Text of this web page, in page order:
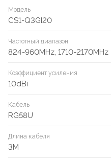
Модель
CS1-Q3GI20
Частотный диапазон
824-960MHz, 1710-2170MHz
Коэффициент усиления
10dBi
Кабель
RG58U
Длина кабеля
3M